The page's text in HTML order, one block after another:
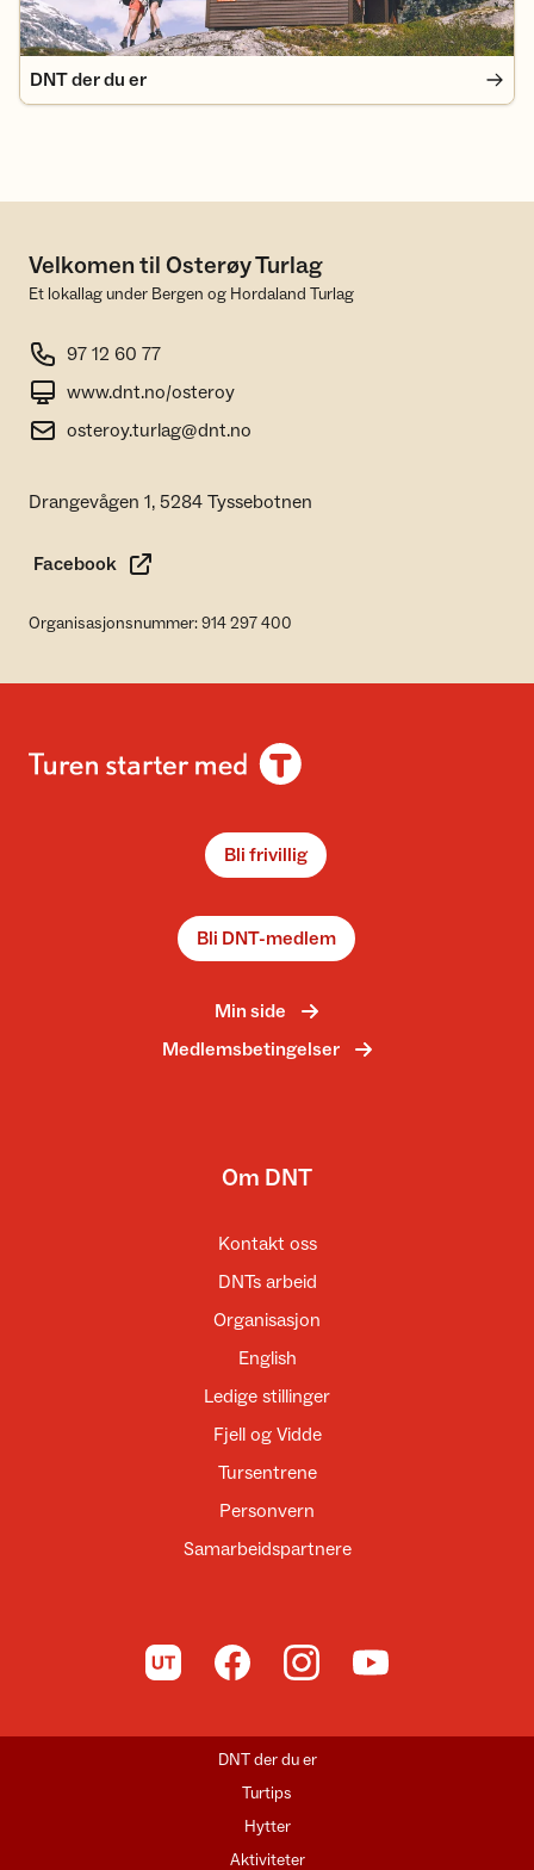
DNT der du er
Velkomen til Osterøy Turlag
Et lokallag under Bergen og Hordaland Turlag
97 12 60 77
www.dnt.no/osteroy
osteroy.turlag@dnt.no
Drangevågen 1, 5284 Tyssebotnen
Facebook
Organisasjonsnummer: 914 297 400
Bli frivillig
Bli DNT-medlem
Min side
Medlemsbetingelser
Om DNT
Kontakt oss
DNTs arbeid
Organisasjon
English
Ledige stillinger
Fjell og Vidde
Tursentrene
Personvern
Samarbeidspartnere
Til UT.no Til DNT på Facebook
Til DNT på Instagram
Til DNT på YouTube
DNT der du er
Turtips
Hytter
Aktiviteter